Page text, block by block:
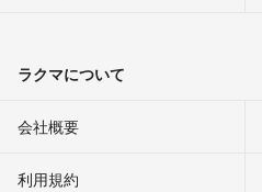
ラクマについて
会社概要
利用規約